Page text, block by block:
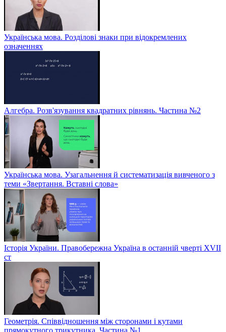
Українська мова. Розділові знаки при відокремлених
означеннях
Алгебра. Розв'язування квадратних рівнянь. Частина №2
Українська мова. Узагальнення й систематизація вивченого з
теми «Звертання. Вставні слова»
Історія України. Правобережна Україна в останній чверті XVII
ст
Геометрія. Співвідношення між сторонами і кутами
прямокутного трикутника. Частина №1